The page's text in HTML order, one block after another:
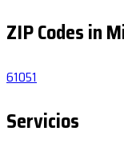
ZIP Codes in
61051
Servicios